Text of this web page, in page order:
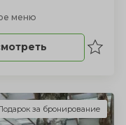
меню
за бронирование